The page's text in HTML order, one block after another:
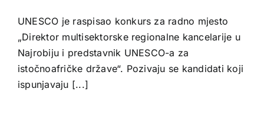
UNESCO je raspisao konkurs za radno mjesto
„Direktor multisektorske regionalne kancelarije u
Najrobiju i predstavnik UNESCO-a za
istočnoafričke države“. Pozivaju se kandidati koji
ispunjavaju [...]